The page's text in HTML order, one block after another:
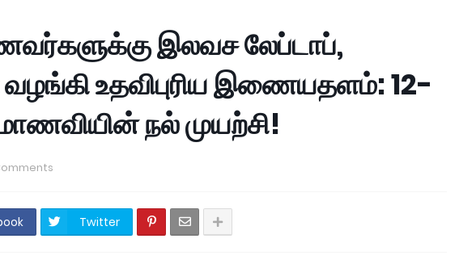
இலவச லேப்டாப்,
உதவிபுரிய இணையதளம்: 12-
மாணவியின் நல் முயற்சி!
Twitter